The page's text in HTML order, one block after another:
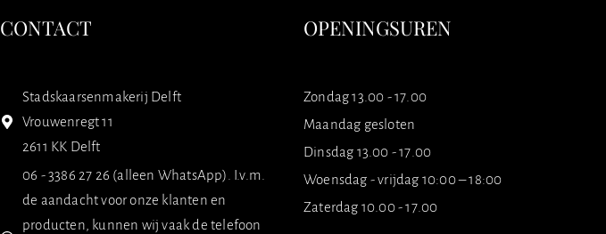
CONTACT
Stadskaarsenmakerij Delft
Vrouwenregt 11
2611 KK Delft
06 - 3386 27 26 (alleen WhatsApp). I.v.m.
de aandacht voor onze klanten en
producten, kunnen wij vaak de telefoon
OPENINGSUREN
Zondag 13.00 - 17.00
Maandag gesloten
Dinsdag 13.00 - 17.00
Woensdag - vrijdag 10:00 – 18:00
Zaterdag 10.00 - 17.00